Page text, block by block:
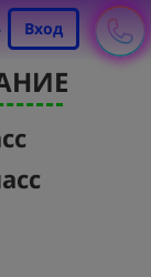
Вход